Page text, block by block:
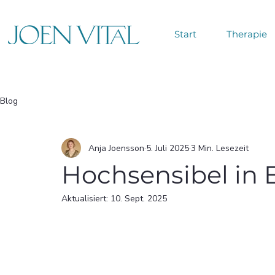
Start Therapie
Blog
Hochsensibel in
Anja Joensson 5. Juli 20253 Min. Lesezeit
Aktualisiert: 10. Sept. 2025